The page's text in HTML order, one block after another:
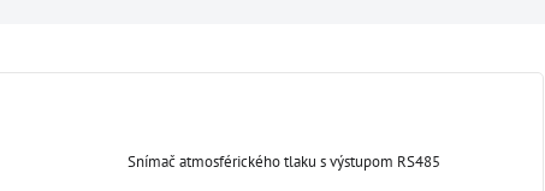
Snímač atmosférického tlaku s výstupom RS485